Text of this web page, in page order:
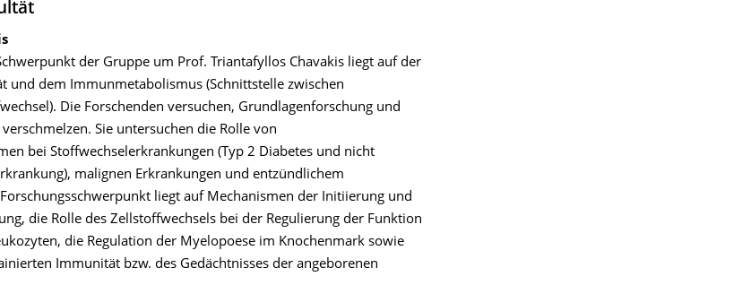
der Gruppe um Prof. Triantafyllos Chavakis liegt auf der
und dem Immunmetabolismus (Schnittstelle zwischen
Die Forschenden versuchen, Grundlagenforschung und
Sie untersuchen die Rolle von
bei Stoffwechselerkrankungen (Typ 2 Diabetes und nicht
malignen Erkrankungen und entzündlichem
liegt auf Mechanismen der Initiierung und
die Rolle des Zellstoffwechsels bei der Regulierung der Funktion
die Regulation der Myelopoese im Knochenmark sowie
Immunität bzw. des Gedächtnisses der angeborenen